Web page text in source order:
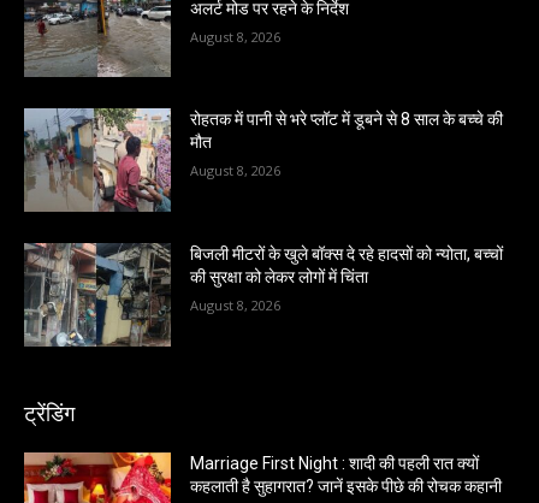
अलर्ट मोड पर रहने के निर्देश
August 8, 2026
रोहतक में पानी से भरे प्लॉट में डूबने से 8 साल के बच्चे की
मौत
August 8, 2026
बिजली मीटरों के खुले बॉक्स दे रहे हादसों को न्योता, बच्चों
की सुरक्षा को लेकर लोगों में चिंता
August 8, 2026
ट्रेंडिंग
Marriage First Night : शादी की पहली रात क्यों
कहलाती है सुहागरात? जानें इसके पीछे की रोचक कहानी